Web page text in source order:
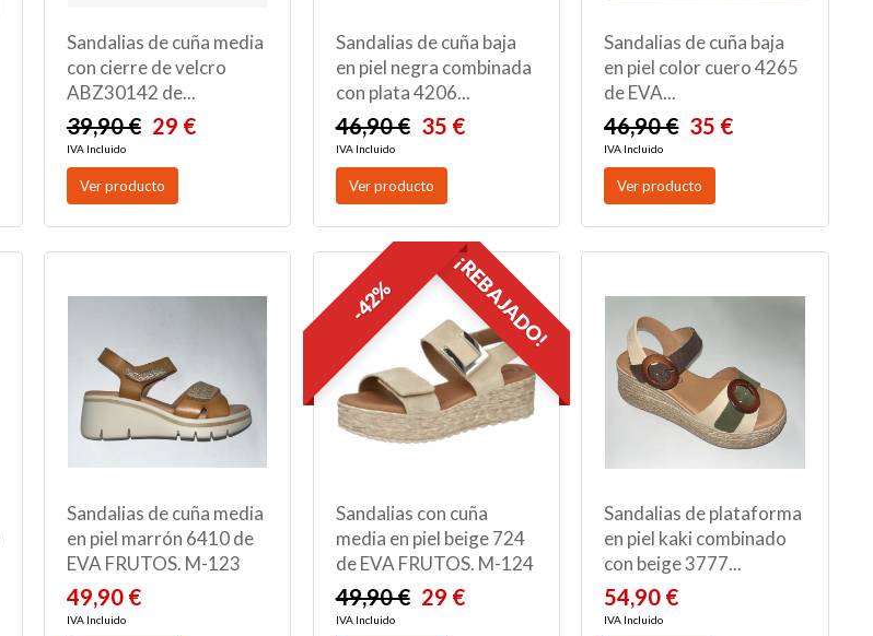
Sandalias de cuña media
con cierre de velcro
ABZ30142 de...
39,90 € 29 €
IVA Incluido
Ver producto
Sandalias de cuña baja
en piel negra combinada
con plata 4206...
46,90 € 35 €
IVA Incluido
Ver producto
Sandalias de cuña baja
en piel color cuero 4265
de EVA...
46,90 € 35 €
IVA Incluido
Ver producto
Sandalias de cuña media
en piel marrón 6410 de
EVA FRUTOS. M-123
49,90 €
IVA Incluido
¡REBAJADO!
-42%
Sandalias con cuña
media en piel beige 724
de EVA FRUTOS. M-124
49,90 € 29 €
IVA Incluido
Sandalias de plataforma
en piel kaki combinado
con beige 3777...
54,90 €
IVA Incluido